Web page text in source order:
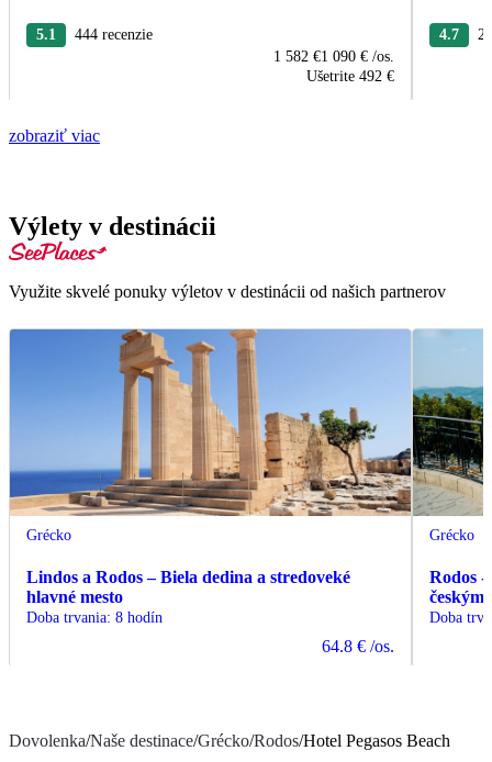
5.1
444 recenzie
1 582 €1 090 € /os.
Ušetrite 492 €
4.7
zobraziť viac
Výlety v destinácii
Využite skvelé ponuky výletov v destinácii od našich partnerov
Grécko
Lindos a Rodos – Biela dedina a stredoveké
hlavné mesto
Doba trvania: 8 hodín
64.8 € /os.
Grécko
Rodos -
českým
Doba
Dovolenka/Naše destinace/Grécko/Rodos/Hotel Pegasos Beach